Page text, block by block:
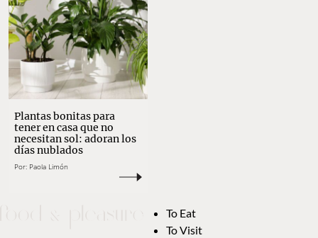
Plantas bonitas para
tener en casa que no
necesitan sol: adoran los
días nublados
Por: Paola Limón
To Eat
To Visit